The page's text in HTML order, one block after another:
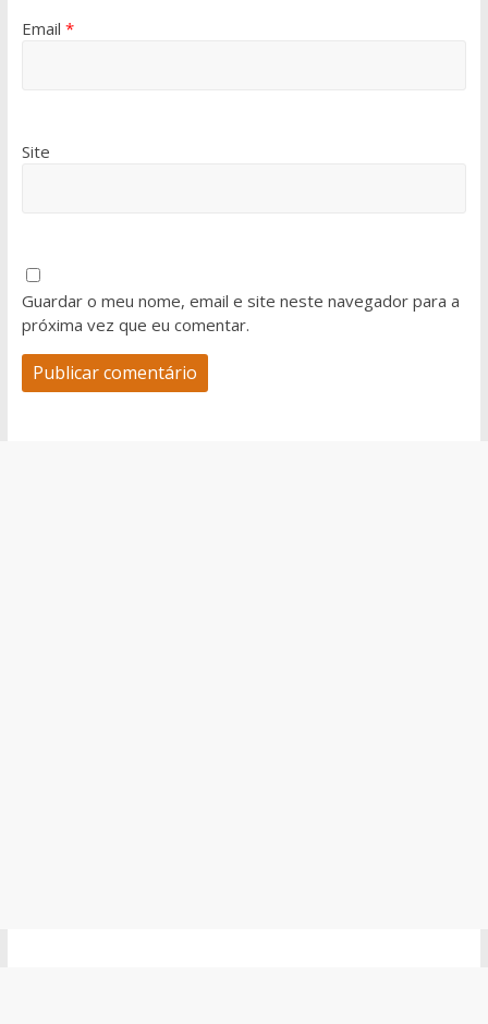
Email *
Site
Guardar o meu nome, email e site neste navegador para a
próxima vez que eu comentar.